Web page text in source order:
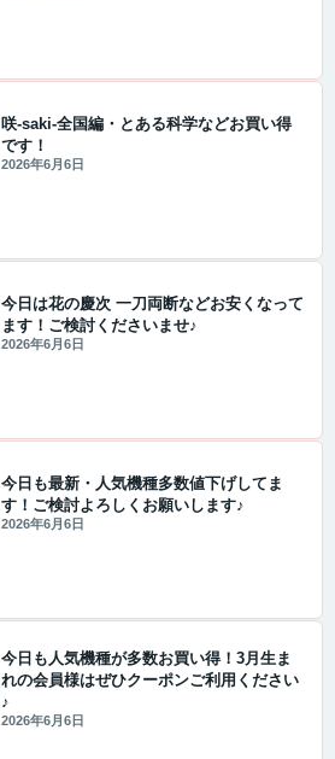
咲-saki-全国編・とある科学などお買い得
です！
2026年6月6日
今日は花の慶次 一刀両断などお安くなって
ます！ご検討くださいませ♪
2026年6月6日
今日も最新・人気機種多数値下げしてま
す！ご検討よろしくお願いします♪
2026年6月6日
今日も人気機種が多数お買い得！3月生ま
れの会員様はぜひクーポンご利用ください
♪
2026年6月6日